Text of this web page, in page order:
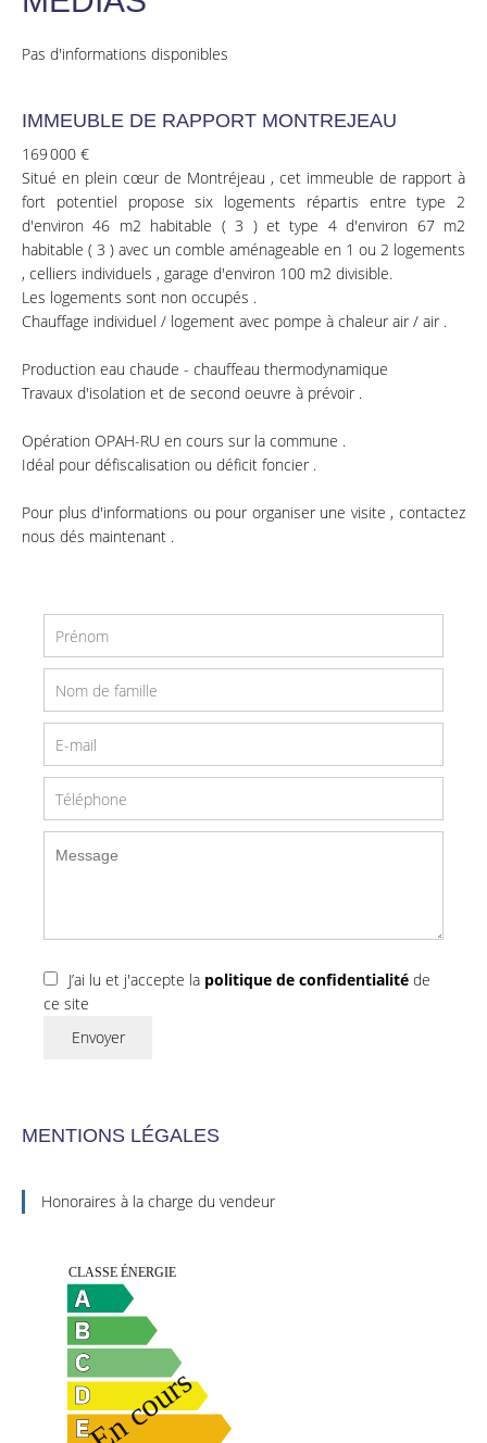
Pas d'informations disponibles
IMMEUBLE DE RAPPORT MONTREJEAU
169 000 €
Situé en plein cœur de Montréjeau , cet immeuble de rapport à
fort potentiel propose six logements répartis entre type 2
d'environ 46 m2 habitable ( 3 ) et type 4 d'environ 67 m2
habitable ( 3 ) avec un comble aménageable en 1 ou 2 logements
, celliers individuels , garage d'environ 100 m2 divisible.
Les logements sont non occupés .
Chauffage individuel / logement avec pompe à chaleur air / air .
Production eau chaude - chauffeau thermodynamique
Travaux d'isolation et de second oeuvre à prévoir .
Opération OPAH-RU en cours sur la commune .
Idéal pour défiscalisation ou déficit foncier .
Pour plus d'informations ou pour organiser une visite , contactez
nous dés maintenant .
J’ai lu et j'accepte la politique de confidentialité de
ce site
Envoyer
MENTIONS LÉGALES
Honoraires à la charge du vendeur